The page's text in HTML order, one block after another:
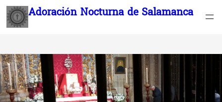
Saltar Adoración Nocturna de Salamanca